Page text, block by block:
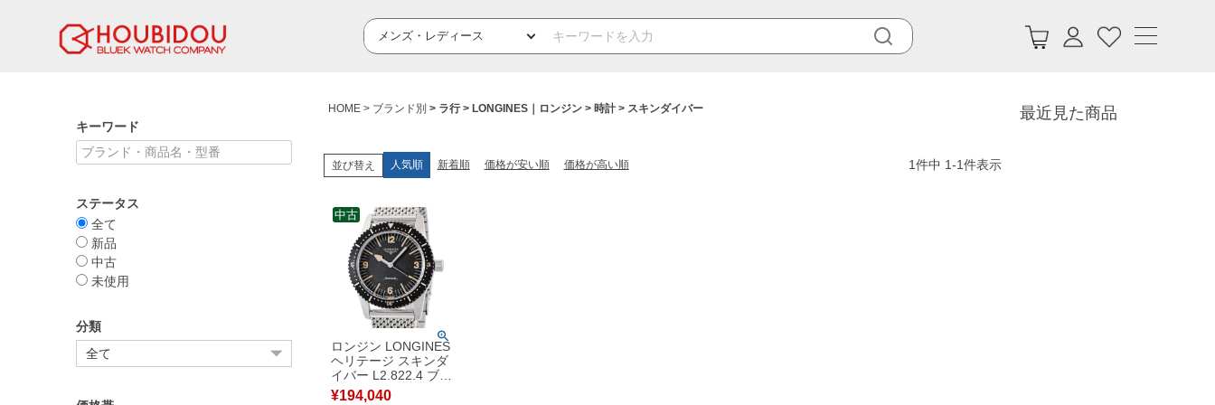
キーワード
ステータス
全て
新品
中古
未使用
分類
HOME ブランド別 ラ行 LONGINES｜ロンジン 時計 スキンダイバー
並び替え 人気順 新着順 価格が安い順 価格が高い順 1件中 1-1件表示
ロンジン LONGINES
ヘリテージ スキンダ
イバー L2.822.4 ブラ
ック アラビア バー
¥194,040
中古
最近見た商品